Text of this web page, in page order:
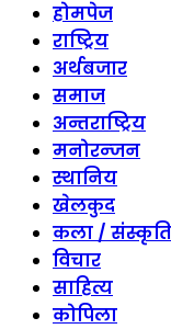
होमपेज
राष्ट्रिय
अर्थबजार
समाज
अन्तराष्ट्रिय
मनोरन्जन
स्थानिय
खेलकुद
कला / संस्कृति
विचार
साहित्य
कोपिला